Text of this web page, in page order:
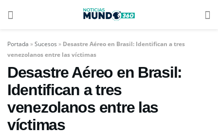
Portada »Sucesos » Desastre Aéreo en Brasil: Identifican a tres
venezolanos entre las víctimas
Desastre Aéreo en Brasil:
Identifican a tres
venezolanos entre las
víctimas